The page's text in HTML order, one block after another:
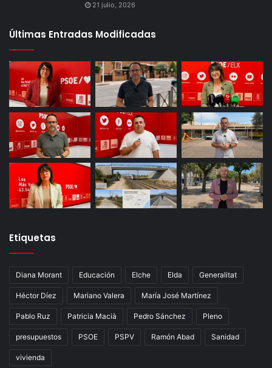
21 julio, 2026
Últimas Entradas Modificadas
Etiquetas
Diana Morant Educación Elche Elda Generalitat
Héctor Díez Mariano Valera María José Martínez
Pablo Ruz Patricia Macià Pedro Sánchez Pleno
presupuestos PSOE PSPV Ramón Abad Sanidad
vivienda